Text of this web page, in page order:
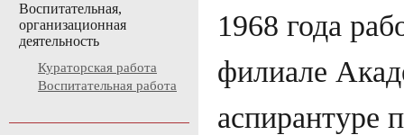
Воспитательная,
организационная
деятельность
Кураторская работа
Воспитательная работа
1968 года
филиале